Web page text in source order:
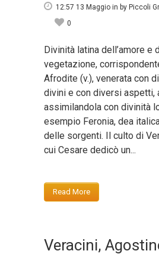
12:57 13 Maggio in by Piccoli
0
Divinità latina dell’amore e
vegetazione,
Afrodite (v.), venerata con
divini e con diversi aspetti,
assimilandola con divinità
esempio Feronia, dea
delle sorgenti. Il culto di
cui Cesare dedicò un...
Read More
Veracini,